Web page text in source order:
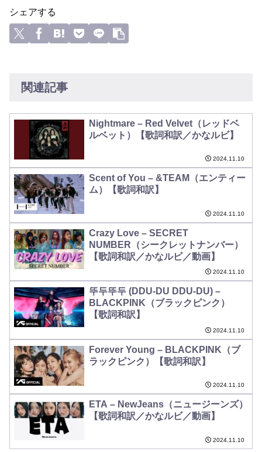
シェアする
関連記事
Nightmare – Red Velvet（レッドベ
ルベット）【歌詞和訳／かなルビ】
2024.11.10
Scent of You – &TEAM（エンティー
ム）【歌詞和訳】
2024.11.10
Crazy Love – SECRET
NUMBER（シークレットナンバー）
【歌詞和訳／かなルビ／動画】
2024.11.10
뚜두뚜두 (DDU-DU DDU-DU) –
BLACKPINK（ブラックピンク）
【歌詞和訳】
2024.11.10
Forever Young – BLACKPINK（ブ
ラックピンク）【歌詞和訳】
2024.11.10
ETA – NewJeans（ニュージーンズ）
【歌詞和訳／かなルビ／動画】
2024.11.10